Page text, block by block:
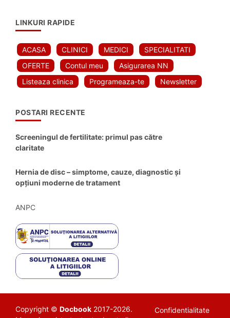
LINKURI RAPIDE
ACASA CLINICI MEDICI
SPECIALITATI
OFERTE
Contul meu
Asigurarea NN
Listeaza clinica
Programeaza-te Newsletter
POSTARI RECENTE
Screeningul de fertilitate: primul pas către
claritate
Hernia de disc – simptome, cauze, diagnostic și
opțiuni moderne de tratament
ANPC
Copyright © Docbook 2017-2026.
Confidentialitate